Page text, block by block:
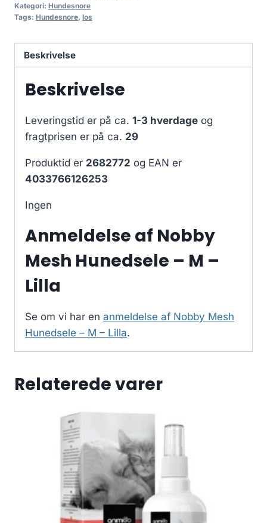
Kategori: Hundesnore
Tags: Hundesnore, los
Beskrivelse
Beskrivelse
Leveringstid er på ca. 1-3 hverdage og
fragtprisen er på ca. 29
Produktid er 2682772 og EAN er
4033766126253
Ingen
Anmeldelse af Nobby
Mesh Hunedsele – M –
Lilla
Se om vi har en anmeldelse af Nobby Mesh
Hunedsele – M – Lilla.
Relaterede varer